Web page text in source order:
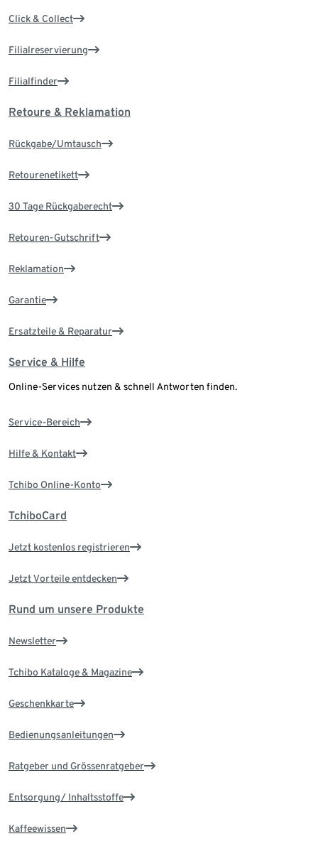
Click & Collect
Filialreservierung
Filialfinder
Retoure & Reklamation
Rückgabe/Umtausch
Retourenetikett
30 Tage Rückgaberecht
Retouren-Gutschrift
Reklamation
Garantie
Ersatzteile & Reparatur
Service & Hilfe
Online-Services nutzen & schnell Antworten finden.
Service-Bereich
Hilfe & Kontakt
Tchibo Online-Konto
TchiboCard
Jetzt kostenlos registrieren
Jetzt Vorteile entdecken
Rund um unsere Produkte
Newsletter
Tchibo Kataloge & Magazine
Geschenkkarte
Bedienungsanleitungen
Ratgeber und Grössenratgeber
Entsorgung/ Inhaltsstoffe
Kaffeewissen